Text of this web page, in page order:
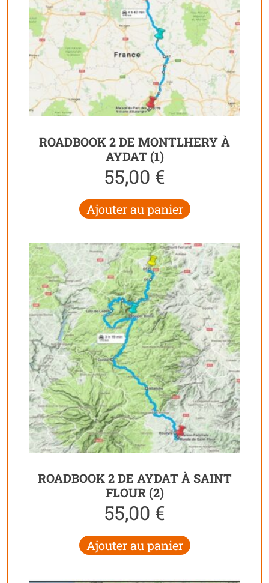
ROADBOOK 2 DE MONTLHERY À
AYDAT (1)
55,00 €
Ajouter au panier
ROADBOOK 2 DE AYDAT À SAINT
FLOUR (2)
55,00 €
Ajouter au panier